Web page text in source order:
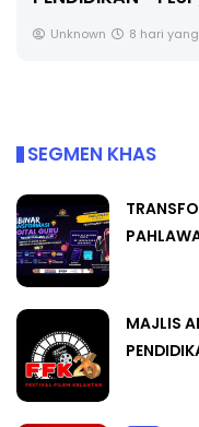
CIKGU ANITA
SEGMEN KHAS
MAJLIS